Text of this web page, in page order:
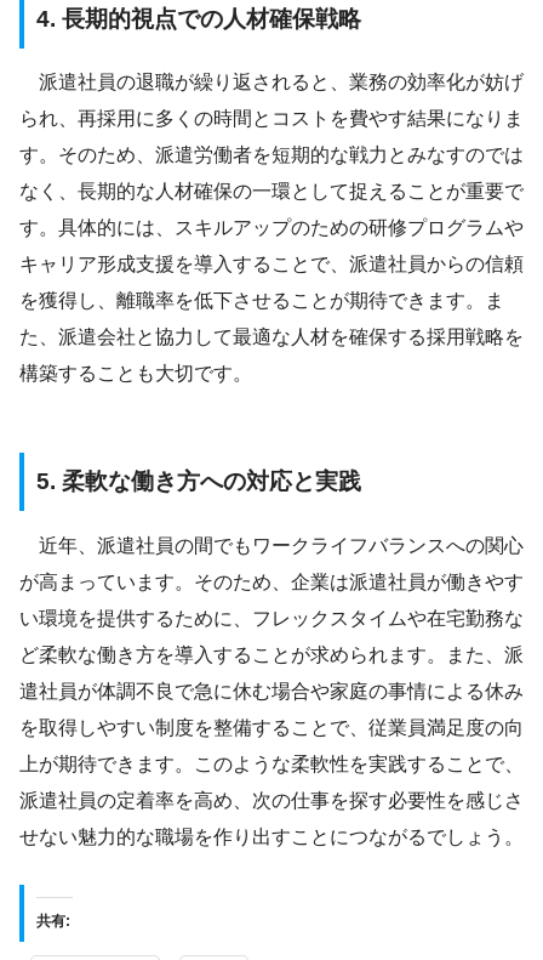
4. 長期的視点での人材確保戦略
派遣社員の退職が繰り返されると、業務の効率化が妨げ
られ、再採用に多くの時間とコストを費やす結果になりま
す。そのため、派遣労働者を短期的な戦力とみなすのでは
なく、長期的な人材確保の一環として捉えることが重要で
す。具体的には、スキルアップのための研修プログラムや
キャリア形成支援を導入することで、派遣社員からの信頼
を獲得し、離職率を低下させることが期待できます。ま
た、派遣会社と協力して最適な人材を確保する採用戦略を
構築することも大切です。
5. 柔軟な働き方への対応と実践
近年、派遣社員の間でもワークライフバランスへの関心
が高まっています。そのため、企業は派遣社員が働きやす
い環境を提供するために、フレックスタイムや在宅勤務な
ど柔軟な働き方を導入することが求められます。また、派
遣社員が体調不良で急に休む場合や家庭の事情による休み
を取得しやすい制度を整備することで、従業員満足度の向
上が期待できます。このような柔軟性を実践することで、
派遣社員の定着率を高め、次の仕事を探す必要性を感じさ
せない魅力的な職場を作り出すことにつながるでしょう。
共有: